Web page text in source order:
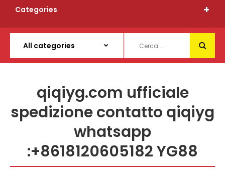
Categories
qiqiyg.com ufficiale
spedizione contatto qiqiyg
whatsapp
:+8618120605182 YG88